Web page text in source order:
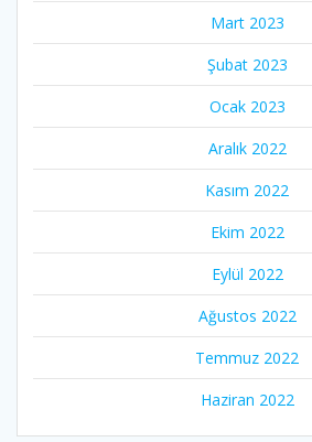
Mart 2023
Şubat 2023
Ocak 2023
Aralık 2022
Kasım 2022
Ekim 2022
Eylül 2022
Ağustos 2022
Temmuz 2022
Haziran 2022